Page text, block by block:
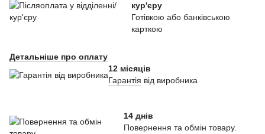
кур'єру
Готівкою або банківською
карткою
Детальніше про оплату
12 місяців
Гарантія від виробника
14 днів
Повернення та обмін товару.